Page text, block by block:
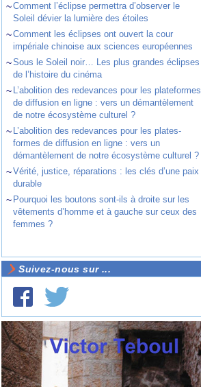
~Comment l’éclipse permettra d’observer le
Soleil dévier la lumière des étoiles
~Comment les éclipses ont ouvert la cour
impériale chinoise aux sciences européennes
~Sous le Soleil noir… Les plus grandes éclipses
de l’histoire du cinéma
~ L’abolition des redevances pour les plateformes
de diffusion en ligne : vers un démantèlement
de notre écosystème culturel ?
~ L’abolition des redevances pour les plates-
formes de diffusion en ligne : vers un
démantèlement de notre écosystème culturel ?
~Vérité, justice, réparations : les clés d’une paix
durable
~ Pourquoi les boutons sont-ils à droite sur les
vêtements d’homme et à gauche sur ceux des
femmes ?
Suivez-nous sur ...